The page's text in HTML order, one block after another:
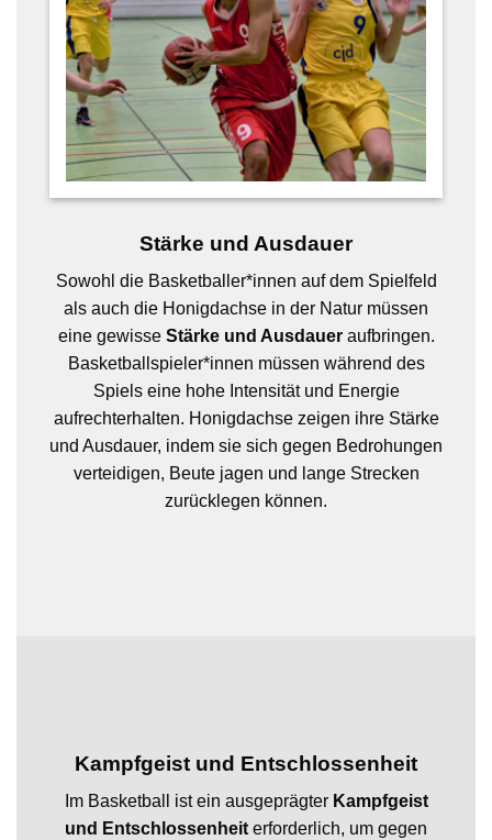
Stärke und Ausdauer
Sowohl die Basketballer*innen auf dem Spielfeld
als auch die Honigdachse in der Natur müssen
eine gewisse Stärke und Ausdaueraufbringen.
Basketballspieler*innen müssen während des
Spiels eine hohe Intensität und Energie
aufrechterhalten. Honigdachse zeigen ihre Stärke
und Ausdauer, indem sie sich gegen Bedrohungen
verteidigen, Beute jagen und lange Strecken
zurücklegen können.
Kampfgeist und Entschlossenheit
Im Basketball ist ein ausgeprägter Kampfgeist
und Entschlossenheiterforderlich, um gegen